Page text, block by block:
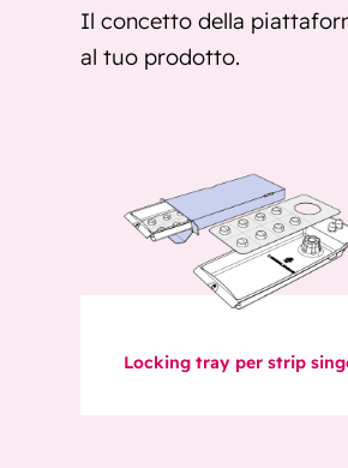
Il concetto della
al tuo prodotto.
Locking tray per strip